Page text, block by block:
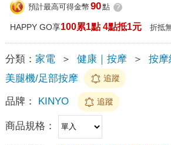
預計最高可得金幣 90點 ?
HAPPY GO享100累1點 4點抵1元 折抵
分類： 家電 ＞ 健康｜按摩 ＞ 按摩
美腿機/足部按摩
追蹤
品牌： KINYO 追蹤
商品規格：